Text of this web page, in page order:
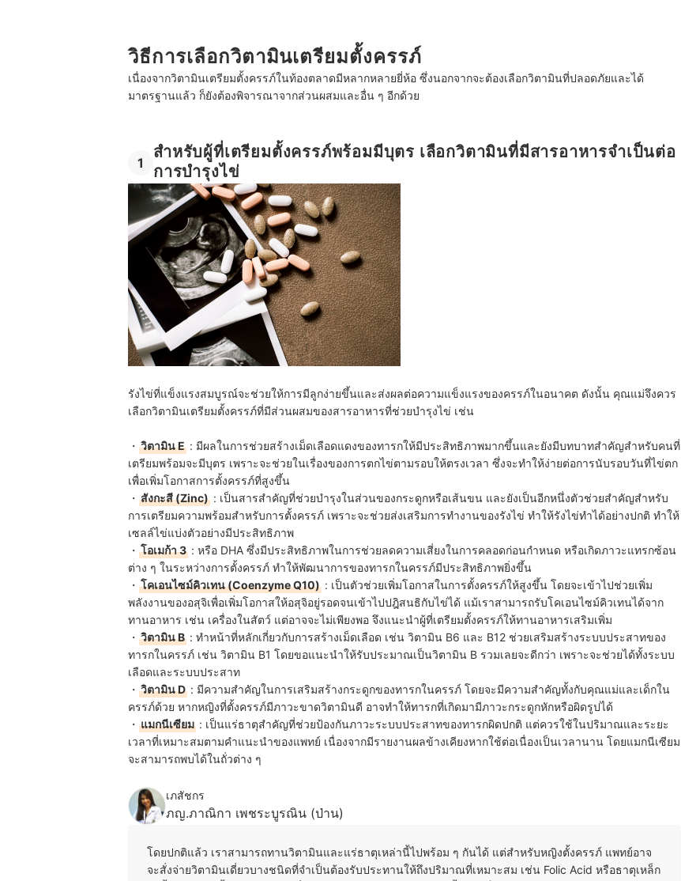
วิธีการเลือกวิตามินเตรียมตั้งครรภ์
เนื่องจากวิตามินเตรียมตั้งครรภ์ในท้องตลาดมีหลากหลายยี่ห้อ ซึ่งนอกจากจะต้องเลือกวิตามินที่ปลอดภัยและได้
มาตรฐานแล้ว ก็ยังต้องพิจารณาจากส่วนผสมและอื่น ๆ อีกด้วย
1
สำหรับผู้ที่เตรียมตั้งครรภ์พร้อมมีบุตร เลือกวิตามินที่มีสารอาหารจำเป็นต่อ
การบำรุงไข่
รังไข่ที่แข็งแรงสมบูรณ์จะช่วยให้การมีลูกง่ายขึ้นและส่งผลต่อความแข็งแรงของครรภ์ในอนาคต ดังนั้น คุณแม่จึงควร
เลือกวิตามินเตรียมตั้งครรภ์ที่มีส่วนผสมของสารอาหารที่ช่วยบำรุงไข่ เช่น
・ วิตามิน E : มีผลในการช่วยสร้างเม็ดเลือดแดงของทารกให้มีประสิทธิภาพมากขึ้นและยังมีบทบาทสำคัญสำหรับคนที่
เตรียมพร้อมจะมีบุตร เพราะจะช่วยในเรื่องของการตกไข่ตามรอบให้ตรงเวลา ซึ่งจะทำให้ง่ายต่อการนับรอบวันที่ไข่ตก
เพื่อเพิ่มโอกาสการตั้งครรภ์ที่สูงขึ้น
・ สังกะสี (Zinc) : เป็นสารสำคัญที่ช่วยบำรุงในส่วนของกระดูกหรือเส้นขน และยังเป็นอีกหนึ่งตัวช่วยสำคัญสำหรับ
การเตรียมความพร้อมสำหรับการตั้งครรภ์ เพราะจะช่วยส่งเสริมการทำงานของรังไข่ ทำให้รังไข่ทำได้อย่างปกติ ทำให้
เซลล์ไข่แบ่งตัวอย่างมีประสิทธิภาพ
・ โอเมก้า 3 : หรือ DHA ซึ่งมีประสิทธิภาพในการช่วยลดความเสี่ยงในการคลอดก่อนกำหนด หรือเกิดภาวะแทรกซ้อน
ต่าง ๆ ในระหว่างการตั้งครรภ์ ทำให้พัฒนาการของทารกในครรภ์มีประสิทธิภาพยิ่งขึ้น
・ โคเอนไซม์คิวเทน (Coenzyme Q10) : เป็นตัวช่วยเพิ่มโอกาสในการตั้งครรภ์ให้สูงขึ้น โดยจะเข้าไปช่วยเพิ่ม
พลังงานของอสุจิเพื่อเพิ่มโอกาสให้อสุจิอยู่รอดจนเข้าไปปฎิสนธิกับไข่ได้ แม้เราสามารถรับโคเอนไซม์คิวเทนได้จาก
ทานอาหาร เช่น เครื่องในสัตว์ แต่อาจจะไม่เพียงพอ จึงแนะนำผู้ที่เตรียมตั้งครรภ์ให้ทานอาหารเสริมเพิ่ม
・ วิตามิน B : ทำหน้าที่หลักเกี่ยวกับการสร้างเม็ดเลือด เช่น วิตามิน B6 และ B12 ช่วยเสริมสร้างระบบประสาทของ
ทารกในครรภ์ เช่น วิตามิน B1 โดยขอแนะนำให้รับประมาณเป็นวิตามิน B รวมเลยจะดีกว่า เพราะจะช่วยได้ทั้งระบบ
เลือดและระบบประสาท
・ วิตามิน D : มีความสำคัญในการเสริมสร้างกระดูกของทารกในครรภ์ โดยจะมีความสำคัญทั้งกับคุณแม่และเด็กใน
ครรภ์ด้วย หากหญิงที่ตั้งครรภ์มีภาวะขาดวิตามินดี อาจทำให้ทารกที่เกิดมามีภาวะกระดูกหักหรือผิดรูปได้
・ แมกนีเซียม : เป็นแร่ธาตุสำคัญที่ช่วยป้องกันภาวะระบบประสาทของทารกผิดปกติ แต่ควรใช้ในปริมาณและระยะ
เวลาที่เหมาะสมตามคำแนะนำของแพทย์ เนื่องจากมีรายงานผลข้างเคียงหากใช้ต่อเนื่องเป็นเวลานาน โดยแมกนีเซียม
จะสามารถพบได้ในถั่วต่าง ๆ
เภสัชกร
ภญ.ภาณิกา เพชระบูรณิน (ป่าน)
โดยปกติแล้ว เราสามารถทานวิตามินและแร่ธาตุเหล่านี้ไปพร้อม ๆ กันได้ แต่สำหรับหญิงตั้งครรภ์ แพทย์อาจ
จะสั่งจ่ายวิตามินเดี่ยวบางชนิดที่จำเป็นต้องรับประทานให้ถึงปริมาณที่เหมาะสม เช่น Folic Acid หรือธาตุเหล็ก